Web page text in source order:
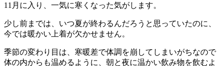
11月に入り、一気に寒くなった気がします。
少し前までは、いつ夏が終わるんだろうと思っていたのに、
今では暖かい上着が欠かせません。
季節の変わり目は、寒暖差で体調を崩してしまいがちなので
体の内からも温めるように、朝と夜に温かい飲み物を飲むよ